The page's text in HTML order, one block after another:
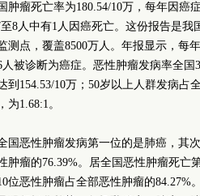
肿瘤死亡率为180.54/10万，每年因癌
8人中有1人因癌死亡。这份报告是
测点，覆盖8500万人。年报显示，每
被诊断为癌症。恶性肿瘤发病率全国
到154.53/10万；50岁以上人群发病占
1.68:1。
国恶性肿瘤发病第一位的是肺癌，其
肿瘤的76.39%。居全国恶性肿瘤死亡
位恶性肿瘤占全部恶性肿瘤的84.27%